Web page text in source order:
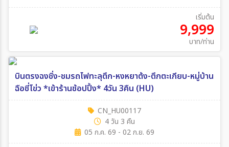
เริ่มต้น
9,999
บาท/ท่าน
บินตรงฉงชิ่ง-ชมรถไฟทะลุตึก-หงหยาต้ง-ตึกตะเกียบ-หมู่บ้าน
ฉือชี่โข่ว *เข้าร้านช้อปปิ้ง* 4วัน 3คืน (HU)
CN_HU00117
4 วัน 3 คืน
05 ก.ค. 69 - 02 ก.ย. 69